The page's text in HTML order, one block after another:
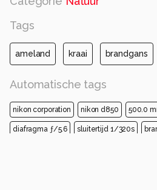
Tags
ameland kraai brandgans
Automatische tags
nikon corporation nikon d850 500.0
diafragma ƒ/5.6 sluitertijd 1/320s